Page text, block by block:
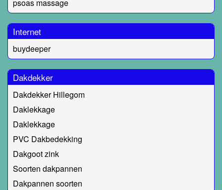
psoas massage
Internet
buydeeper
Dakdekker
Dakdekker Hillegom
Daklekkage
Daklekkage
PVC Dakbedekking
Dakgoot zink
Soorten dakpannen
Dakpannen soorten